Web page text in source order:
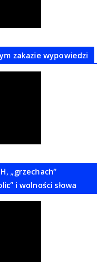
zakazie wypowiedzi
„grzechach”
i wolności słowa